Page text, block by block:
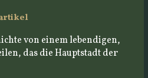
von einem lebendigen,
das die Hauptstadt der